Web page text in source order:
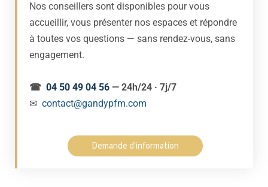
Nos conseillers sont disponibles pour vous
accueillir, vous présenter nos espaces et répondre
à toutes vos questions — sans rendez-vous, sans
engagement.
☎ 04 50 49 04 56 — 24h/24 · 7j/7
✉ contact@gandypfm.com
Demande d'information